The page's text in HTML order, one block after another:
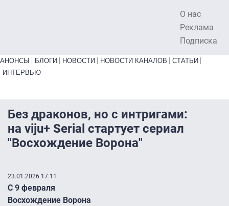
О нас
Реклама
Подписка
Primary links bottom
АНОНСЫ БЛОГИ НОВОСТИ НОВОСТИ КАНАЛОВ
СТАТЬИ
ИНТЕРВЬЮ
Без драконов, но с интригами:
на viju+ Serial стартует сериал
"Восхождение Ворона"
23.01.2026 17:11
С 9 февраля
Восхождение Ворона